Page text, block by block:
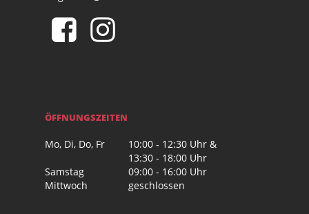
ÖFFNUNGSZEITEN
Mo, Di, Do, Fr
10:00 - 12:30 Uhr &
13:30 - 18:00 Uhr
Samstag
09:00 - 16:00 Uhr
Mittwoch
geschlossen